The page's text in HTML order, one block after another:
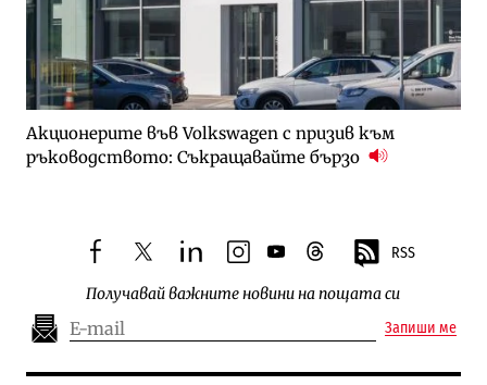
Акционерите във Volkswagen с призив към
ръководството: Съкращавайте бързо
facebooktwitterlinkedininstagram
youtubethreads RSS
Получавай важните новини на пощата си
Запиши ме